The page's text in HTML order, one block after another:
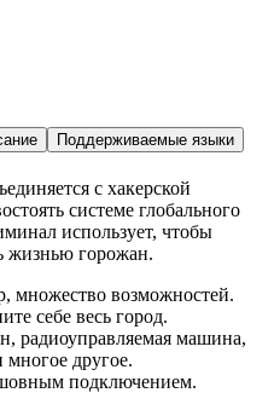
Поддерживаемые языки
с хакерской
системе глобального
использует, чтобы
жизнью горожан.
возможностей.
себе весь город.
радиоуправляемая машина,
другое.
подключением.